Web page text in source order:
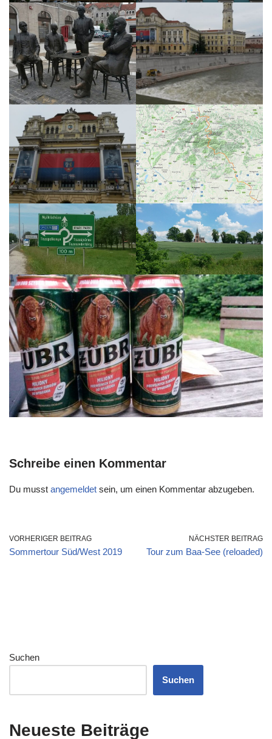
Schreibe einen Kommentar
Du musst angemeldet sein, um einen Kommentar abzugeben.
VORHERIGER BEITRAG
Sommertour Süd/West 2019
NÄCHSTER BEITRAG
Tour zum Baa-See (reloaded)
Suchen
Suchen
Neueste Beiträge